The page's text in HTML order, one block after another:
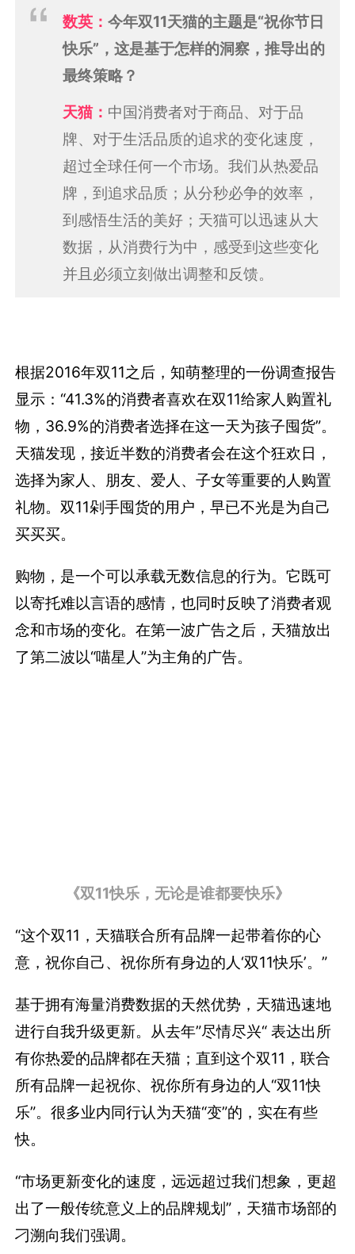
数英： 今年双11天猫的主题是“祝你节日
快乐”，这是基于怎样的洞察，推导出的
最终策略？
天猫： 中国消费者对于商品、对于品
牌、对于生活品质的追求的变化速度，
超过全球任何一个市场。我们从热爱品
牌，到追求品质；从分秒必争的效率，
到感悟生活的美好；天猫可以迅速从大
数据，从消费行为中，感受到这些变化
并且必须立刻做出调整和反馈。
根据2016年双11之后，知萌整理的一份调查报告
显示：“41.3%的消费者喜欢在双11给家人购置礼
物，36.9%的消费者选择在这一天为孩子囤货”。
天猫发现，接近半数的消费者会在这个狂欢日，
选择为家人、朋友、爱人、子女等重要的人购置
礼物。双11剁手囤货的用户，早已不光是为自己
买买买。
购物，是一个可以承载无数信息的行为。它既可
以寄托难以言语的感情，也同时反映了消费者观
念和市场的变化。在第一波广告之后，天猫放出
了第二波以“喵星人”为主角的广告。
《双11快乐，无论是谁都要快乐》
“这个双11，天猫联合所有品牌一起带着你的心
意，祝你自己、祝你所有身边的人‘双11快乐’。”
基于拥有海量消费数据的天然优势，天猫迅速地
进行自我升级更新。从去年”尽情尽兴“ 表达出所
有你热爱的品牌都在天猫；直到这个双11，联合
所有品牌一起祝你、祝你所有身边的人“双11快
乐”。很多业内同行认为天猫“变”的，实在有些
快。
“市场更新变化的速度，远远超过我们想象，更超
出了一般传统意义上的品牌规划”，天猫市场部的
刁溯向我们强调。